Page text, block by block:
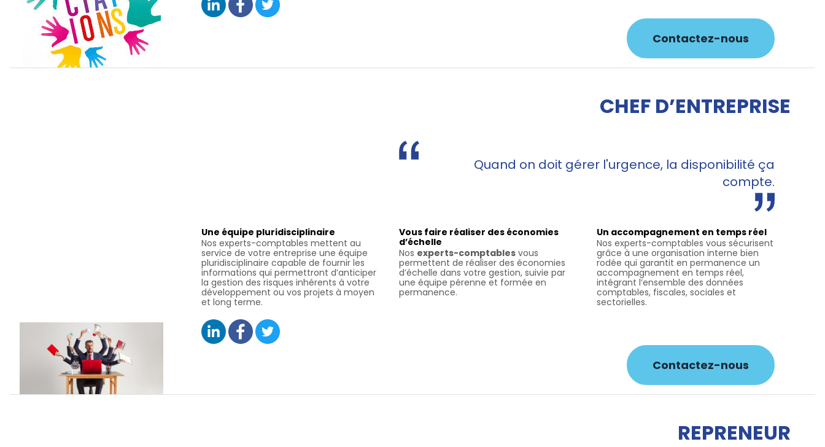
Contactez-nous
CHEF D’ENTREPRISE
Quand on doit gérer l'urgence, la disponibilité ça
compte.
Une équipe pluridisciplinaire
Nos experts-comptables mettent au
service de votre entreprise une équipe
pluridisciplinaire capable de fournir les
informations qui permettront d’anticiper
la gestion des risques inhérents à votre
développement ou vos projets à moyen
et long terme.
Vous faire réaliser des économies
d’échelle
Nos experts-comptablesvous
permettent de réaliser des économies
d’échelle dans votre gestion, suivie par
une équipe pérenne et formée en
permanence.
Un accompagnement en temps réel
Nos experts-comptables vous sécurisent
grâce à une organisation interne bien
rodée qui garantit en permanence un
accompagnement en temps réel,
intégrant l’ensemble des données
comptables, fiscales, sociales et
sectorielles.
Contactez-nous
REPRENEUR